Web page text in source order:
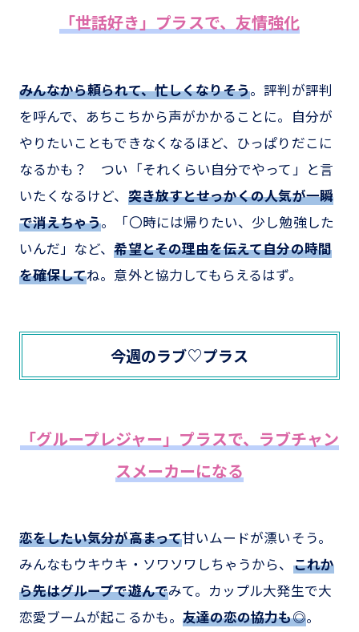
「世話好き」プラスで、友情強化
みんなから頼られて、忙しくなりそう。評判が評判
を呼んで、あちこちから声がかかることに。自分が
やりたいこともできなくなるほど、ひっぱりだこに
なるかも？ つい「それくらい自分でやって」と言
いたくなるけど、 突き放すとせっかくの人気が一瞬
で消えちゃう。「〇時には帰りたい、少し勉強した
いんだ」など、希望とその理由を伝えて自分の時間
を確保してね。意外と協力してもらえるはず。
今週のラブ♡プラス
「グループレジャー」プラスで、ラブチャン
スメーカーになる
恋をしたい気分が高まって甘いムードが漂いそう。
みんなもウキウキ・ソワソワしちゃうから、 これか
ら先はグループで遊んでみて。カップル大発生で大
恋愛ブームが起こるかも。 友達の恋の協力も◎。